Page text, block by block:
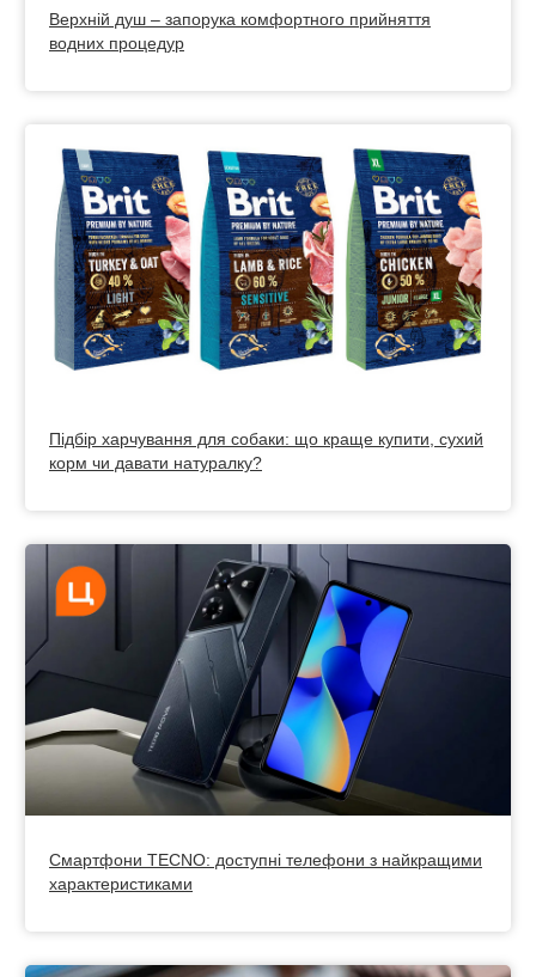
Верхній душ – запорука комфортного прийняття
водних процедур
Підбір харчування для собаки: що краще купити, сухий
корм чи давати натуралку?
Смартфони TECNO: доступні телефони з найкращими
характеристиками